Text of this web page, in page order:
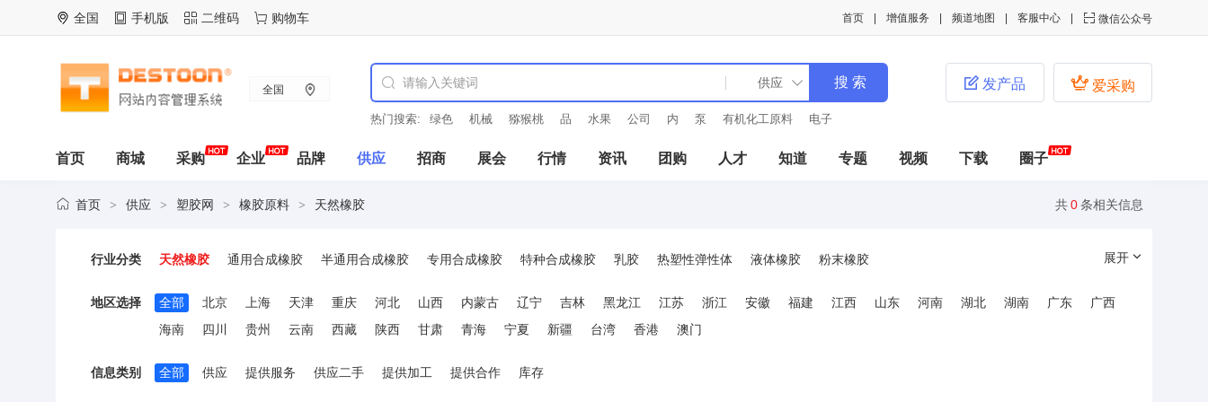
全国 手机版 二维码 购物车  微信公众号
客服中心
频道地图
增值服务
首页
全国
热门搜索: 绿色 机械 猕猴桃 品 水果 公司 内 泵 有机化工原料 电子
 爱采购
 发产品
首页 商城 采购 企业 品牌 供应 招商 展会 行情 资讯 团购 人才 知道 专题 视频 下载 圈子
共0条相关信息
首页 > 供应 > 塑胶网 > 橡胶原料 > 天然橡胶
行业分类 天然橡胶 通用合成橡胶 半通用合成橡胶 专用合成橡胶 特种合成橡胶 乳胶 热塑性弹性体 液体橡胶 粉末橡胶 展开
地区选择 全部 北京 上海 天津 重庆 河北 山西 内蒙古 辽宁 吉林 黑龙江 江苏 浙江 安徽 福建 江西 山东 河南 湖北 湖南 广东
广西
海南
四川 贵州 云南 西藏 陕西 甘肃 青海 宁夏 新疆 台湾 香港 澳门
信息类别 全部 供应 提供服务 供应二手 提供加工 提供合作 库存